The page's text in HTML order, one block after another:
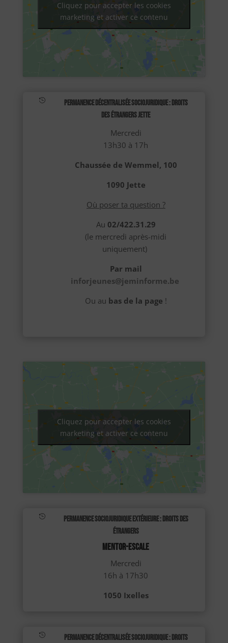
Cliquez pour accepter les cookies
marketing et activer ce contenu

Permanence décentralisée sociojuridique : Droits
des étrangers Jette
Mercredi
13h30 à 17h
Chaussée de Wemmel, 100
1090 Jette
Où poser ta question ?
Au 02/422.31.29
(le mercredi après-midi
uniquement)
Par mail
inforjeunes@jeminforme.be
Ou au bas de la page !
Cliquez pour accepter les cookies
marketing et activer ce contenu

Permanence sociojuridique extérieure : Droits des
étrangers
MENTOR-ESCALE
Mercredi
16h à 17h30
1050 Ixelles

Permanence décentralisée sociojuridique : Droits